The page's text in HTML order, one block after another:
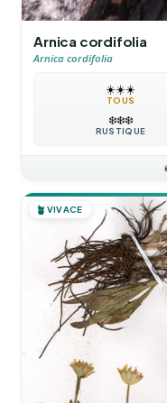
Arnica cordifolia
Arnica cordifolia
☀️☀️☀️
TOUS
❄️❄️❄️
RUSTIQUE
🪴 VIVACE